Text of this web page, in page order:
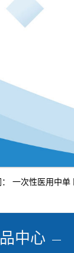
一次性医用中单
中心